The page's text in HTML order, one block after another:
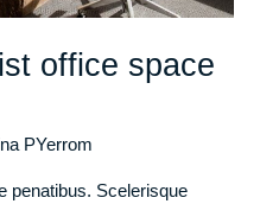
office space
PYerrom
penatibus. Scelerisque